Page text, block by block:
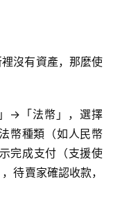
沒有資產，那麼使
→「法幣」，選擇
幣種類（如人民幣
完成支付（支援使
待賣家確認收款，